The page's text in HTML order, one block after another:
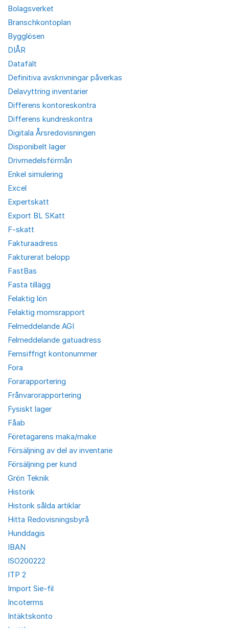
Bolagsverket
Branschkontoplan
Bygglösen
DIÅR
Datafält
Definitiva avskrivningar påverkas
Delavyttring inventarier
Differens kontoreskontra
Differens kundreskontra
Digitala Årsredovisningen
Disponibelt lager
Drivmedelsförmån
Enkel simulering
Excel
Expertskatt
Export BL SKatt
F-skatt
Fakturaadress
Fakturerat belopp
FastBas
Fasta tillägg
Felaktig lön
Felaktig momsrapport
Felmeddelande AGI
Felmeddelande gatuadress
Femsiffrigt kontonummer
Fora
Forarapportering
Frånvarorapportering
Fysiskt lager
Fåab
Företagarens maka/make
Försäljning av del av inventarie
Försäljning per kund
Grön Teknik
Historik
Historik sålda artiklar
Hitta Redovisningsbyrå
Hunddagis
IBAN
ISO200222
ITP 2
Import Sie-fil
Incoterms
Intäktskonto